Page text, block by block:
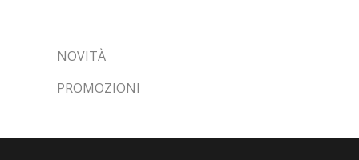
NOVITÀ
PROMOZIONI